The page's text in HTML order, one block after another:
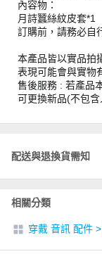
內容物：
月詩蠶絲紋皮套*1
訂購前，請務必自
本產品皆以實品拍
表現可能會與實物
售後服務 : 若產品
可更換新品(不包
配送與退換貨需知
相關分類
穿戴 音訊 配件 >